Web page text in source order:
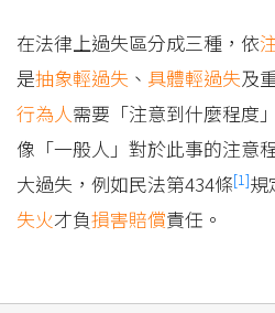
在法律上過失區分成三種，依
是抽象輕過失 、 具體輕過失及
行為人需要「注意到什麼程度
像「一般人」對於此事的注意
大過失，例如民法第434條[1]規
失火才負損害賠償責任。